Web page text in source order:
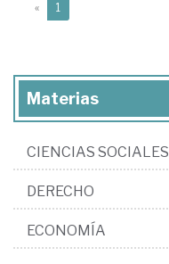
« 1
Materias
CIENCIAS SOCIALES
DERECHO
ECONOMÍA